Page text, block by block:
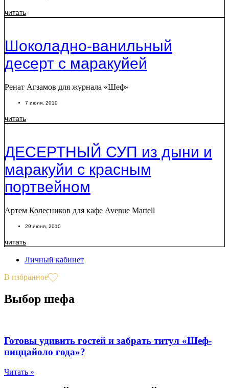
читать
Шоколадно-ванильный
десерт с маракуйей
Ренат Агзамов для журнала «Шеф»
7 июля, 2010
читать
ДЕСЕРТНЫЙ СУП из дыни и
маракуйи с красным
портвейном
Артем Колесников для кафе Avenue Martell
29 июня, 2010
читать
Личный кабинет
В избранное
Выбор шефа
Готовы удивить гостей и забрать титул «Шеф-
пиццайоло года»?
Читать »